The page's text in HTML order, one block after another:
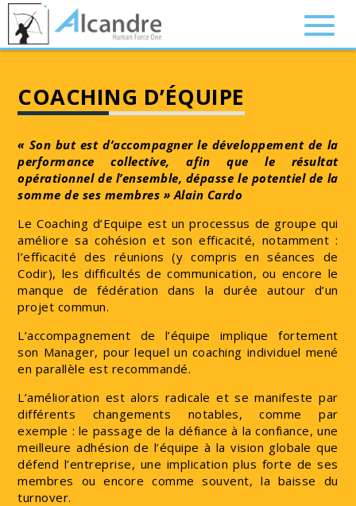
COACHING D’ÉQUIPE
« Son but est d’accompagner le développement de la
performance collective, afin que le résultat
opérationnel de l’ensemble, dépasse le potentiel de la
somme de ses membres » Alain Cardo
Le Coaching d’Equipe est un processus de groupe qui
améliore sa cohésion et son efficacité, notamment :
l’efficacité des réunions (y compris en séances de
Codir), les difficultés de communication, ou encore le
manque de fédération dans la durée autour d’un
projet commun.
L’accompagnement de l’équipe implique fortement
son Manager, pour lequel un coaching individuel mené
en parallèle est recommandé.
L’amélioration est alors radicale et se manifeste par
différents changements notables, comme par
exemple : le passage de la défiance à la confiance, une
meilleure adhésion de l’équipe à la vision globale que
défend l’entreprise, une implication plus forte de ses
membres ou encore comme souvent, la baisse du
turnover.